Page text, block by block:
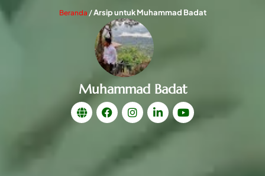
Beranda /Arsip untuk Muhammad Badat
Muhammad Badat